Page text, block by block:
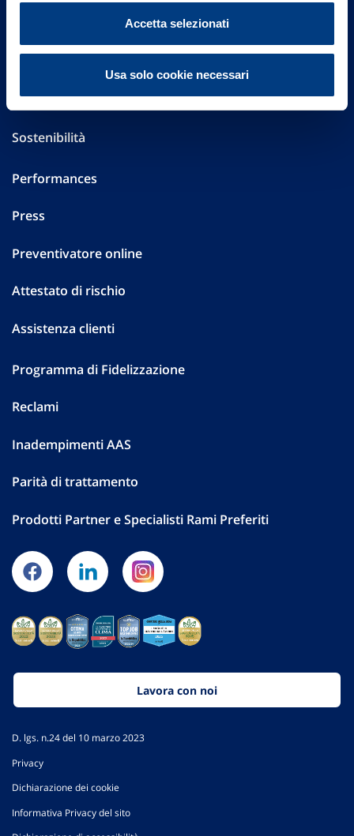
Accetta selezionati
Usa solo cookie necessari
Altre informazioni
Sostenibilità
Performances
Press
Preventivatore online
Attestato di rischio
Assistenza clienti
Programma di Fidelizzazione
Reclami
Inadempimenti AAS
Parità di trattamento
Prodotti Partner e Specialisti Rami Preferiti
Lavora con noi
D. lgs. n.24 del 10 marzo 2023
Privacy
Dichiarazione dei cookie
Informativa Privacy del sito